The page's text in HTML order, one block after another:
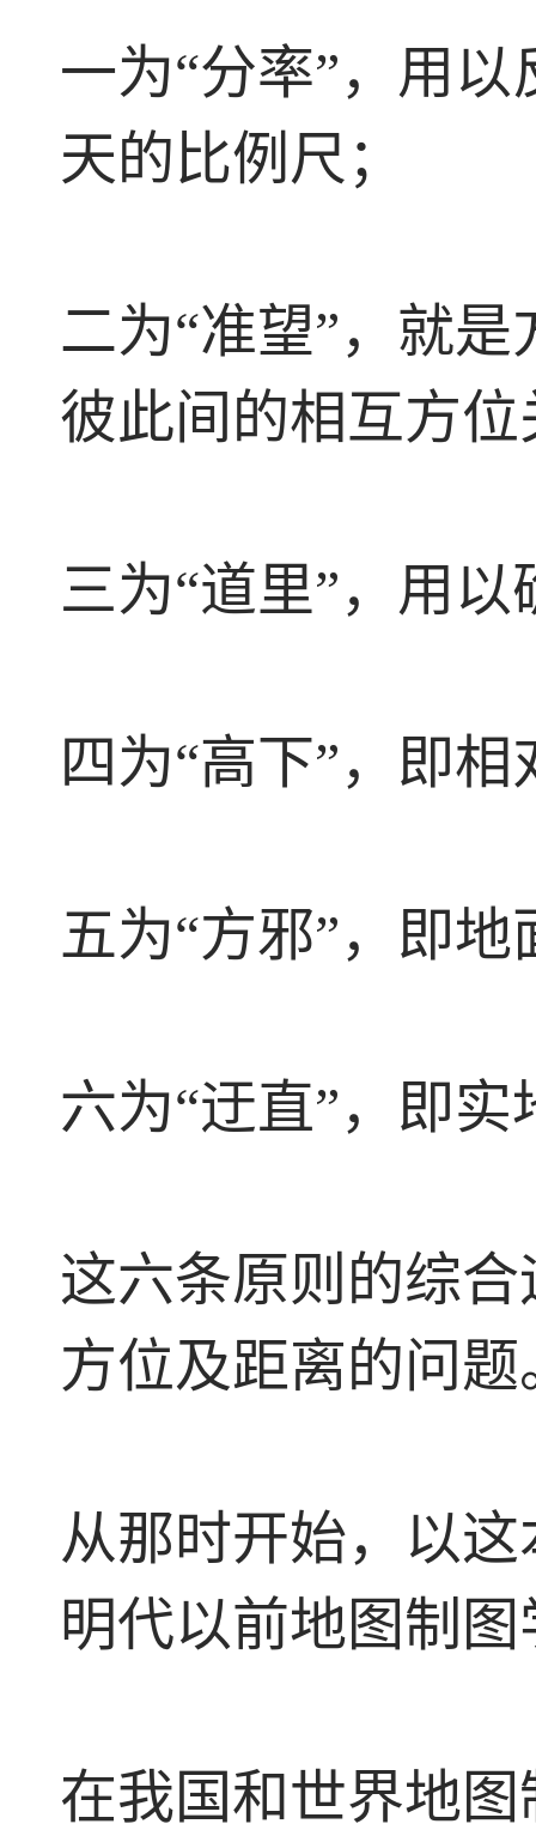
一为“分率”，用
天的比例尺；
二为“准望”，就
彼此间的相互方位
三为“道里”，用
四为“高下”，即
五为“方邪”，即
六为“迂直”，即
这六条原则的综
方位及距离的问题
从那时开始，以
明代以前地图制
在我国和世界地